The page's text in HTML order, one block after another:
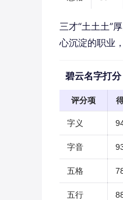
三才“土土土”
心沉淀的职业
碧云名字打分
评分项
字义
字音
五格
五行